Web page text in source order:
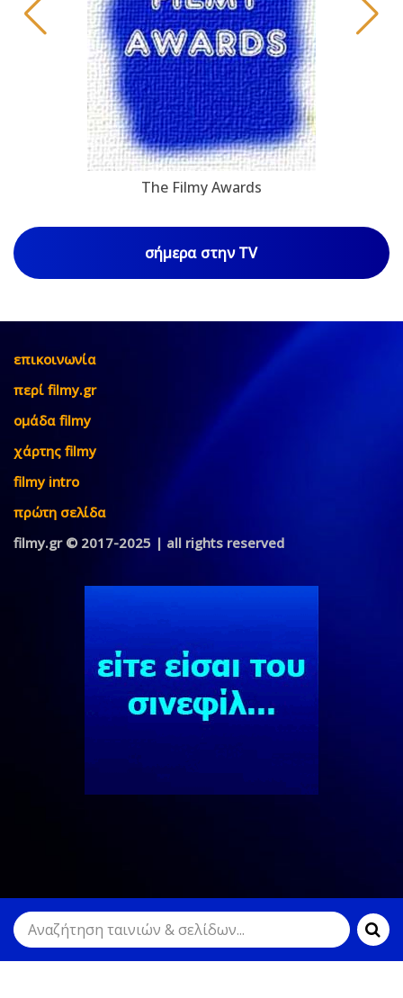
The Filmy Awards
σήμερα στην TV
επικοινωνία
περί filmy.gr
ομάδα filmy
χάρτης filmy
filmy intro
πρώτη σελίδα
filmy.gr © 2017-2025 | all rights reserved